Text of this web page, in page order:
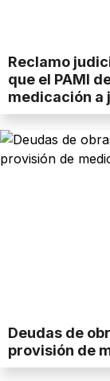
Reclamo
que el PAMI
medicación a
Deudas de
provisión de